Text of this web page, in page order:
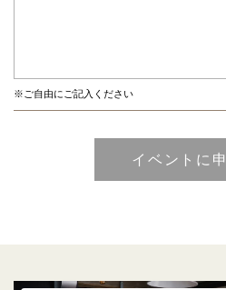
※ご自由にご記入ください